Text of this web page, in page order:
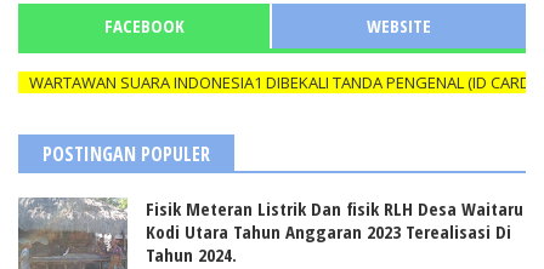
FACEBOOK WEBSITE
SUARA INDONESIA1 DIBEKALI TANDA PENGENAL (ID CARD)
POSTINGAN POPULER
Fisik Meteran Listrik Dan fisik RLH Desa Waitaru
Kodi Utara Tahun Anggaran 2023 Terealisasi Di
Tahun 2024.